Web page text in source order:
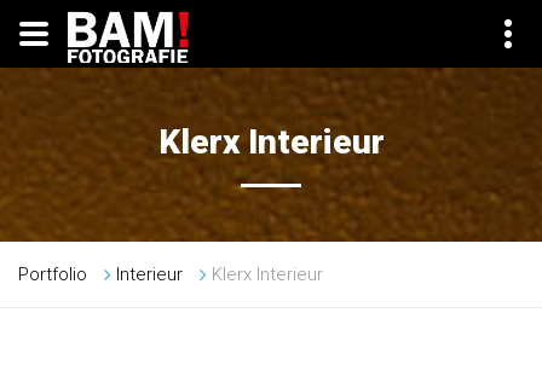
Klerx Interieur
Portfolio Interieur Klerx Interieur